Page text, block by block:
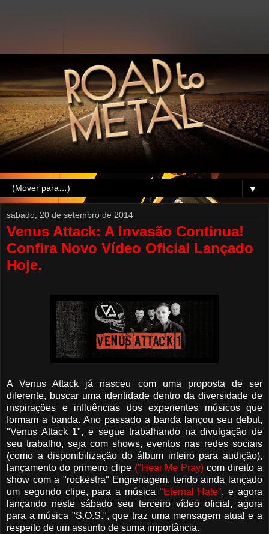
▼
sábado, 20 de setembro de 2014
Venus Attack: A Invasão Continua!
Confira Novo Vídeo Oficial Lançado
Hoje.
A Venus Attack já nasceu com uma proposta de ser
diferente, buscar uma identidade dentro da diversidade de
inspirações e influências dos experientes músicos que
formam a banda. Ano passado a banda lançou seu debut,
"Venus Attack 1", e segue trabalhando na divulgação de
seu trabalho, seja com shows, eventos nas redes sociais
(como a disponibilização do álbum inteiro para audição),
lançamento do primeiro clipe ("Hear Me Pray) com direito a
show com a "rockestra" Engrenagem, tendo ainda lançado
um segundo clipe, para a música "Eternal Hate", e agora
lançando neste sábado seu terceiro vídeo oficial, agora
para a música "S.O.S.", que traz uma mensagem atual e a
respeito de um assunto de suma importância.